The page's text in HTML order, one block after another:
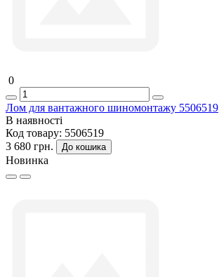
0
Лом для вантажного шиномонтажу 5506519
В наявності
Код товару: 5506519
3 680 грн.
До кошика
Новинка